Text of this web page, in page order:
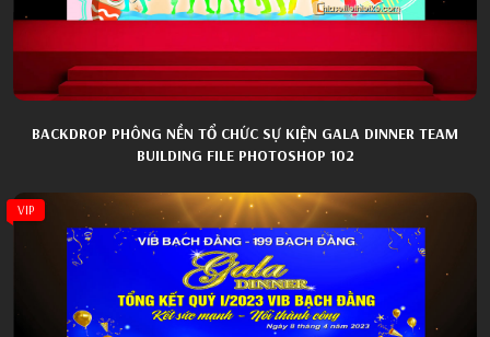
BACKDROP PHÔNG NỀN TỔ CHỨC SỰ KIỆN GALA DINNER TEAM
BUILDING FILE PHOTOSHOP 102
VIP